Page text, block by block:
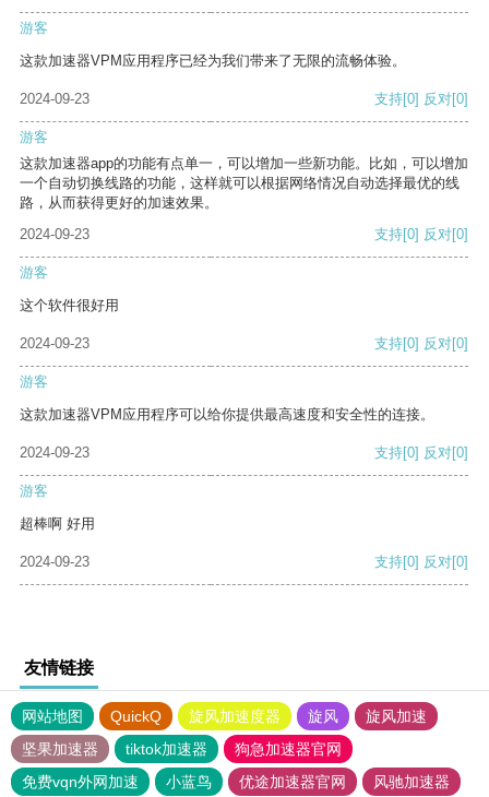
游客
这款加速器VPM应用程序已经为我们带来了无限的流畅体验。
2024-09-23 支持[0] 反对[0]
游客
这款加速器app的功能有点单一，可以增加一些新功能。比如，可以增加
一个自动切换线路的功能，这样就可以根据网络情况自动选择最优的线
路，从而获得更好的加速效果。
2024-09-23
支持[0] 反对[0]
游客
这个软件很好用
2024-09-23 支持[0] 反对[0]
游客
这款加速器VPM应用程序可以给你提供最高速度和安全性的连接。
2024-09-23 支持[0] 反对[0]
游客
超棒啊 好用
2024-09-23 支持[0] 反对[0]
友情链接
网站地图 QuickQ 旋风加速度器 旋风
旋风加速
坚果加速器
tiktok加速器
狗急加速器官网
免费vqn外网加速
小蓝鸟 优途加速器官网 风驰加速器